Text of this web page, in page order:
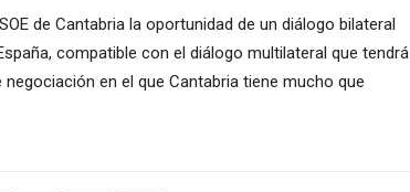
de Cantabria la oportunidad de un diálogo bilateral
compatible con el diálogo multilateral que tendrá
en el que Cantabria tiene mucho que